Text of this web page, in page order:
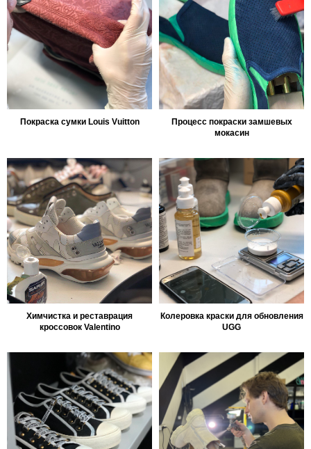
Покраска сумки Louis Vuitton
Процесс покраски замшевых
мокасин
Химчистка и реставрация
кроссовок Valentino
Колеровка краски для обновления
UGG